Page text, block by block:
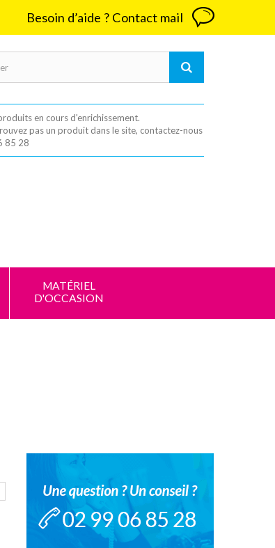
Besoin d’aide ? Contact mail
en cours d'enrichissement.
pas un produit dans le site, contactez-nous
85 28
MATÉRIEL
D'OCCASION